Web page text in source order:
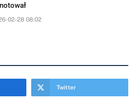
02-28 08:02
Twitter